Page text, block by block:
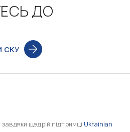
ДО
СКУ
щедрій підтримці Ukrainian